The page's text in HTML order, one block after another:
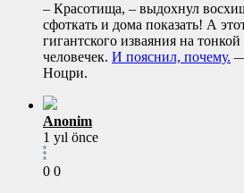
– Красотища, – выдохнул
сфоткать и дома показать! А
гигантского изваяния на
человечек. И пояснил, почему.
Ноцри.
Anonim
1 yıl önce
0 0